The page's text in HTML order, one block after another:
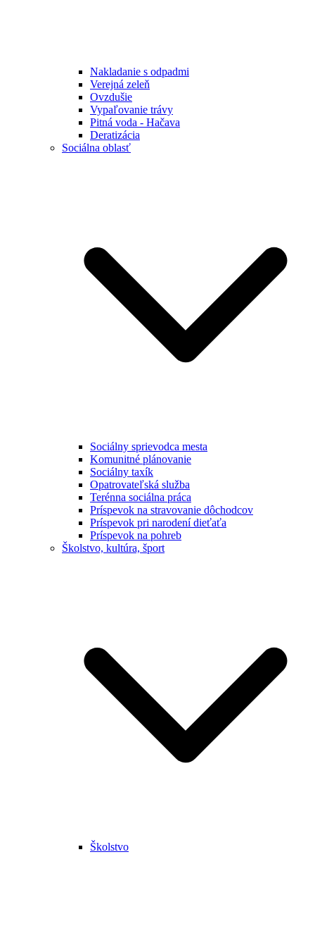
Nakladanie s odpadmi
Verejná zeleň
Ovzdušie
Vypaľovanie trávy
Pitná voda - Hačava
Deratizácia
Sociálna oblasť
Sociálny sprievodca mesta
Komunitné plánovanie
Sociálny taxík
Opatrovateľská služba
Terénna sociálna práca
Príspevok na stravovanie dôchodcov
Príspevok pri narodení dieťaťa
Príspevok na pohreb
Školstvo, kultúra, šport
Školstvo